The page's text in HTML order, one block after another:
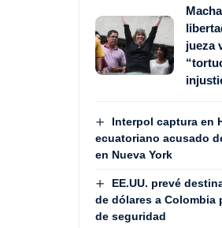
jueza
Interpol captura en
ecuatoriano acusado
en Nueva York
EE.UU. prevé
de dólares a Colombia
de seguridad